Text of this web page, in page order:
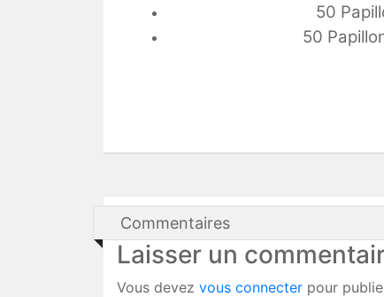
50
50
Commentaires
Laisser un
Vous devez vous connecter pour